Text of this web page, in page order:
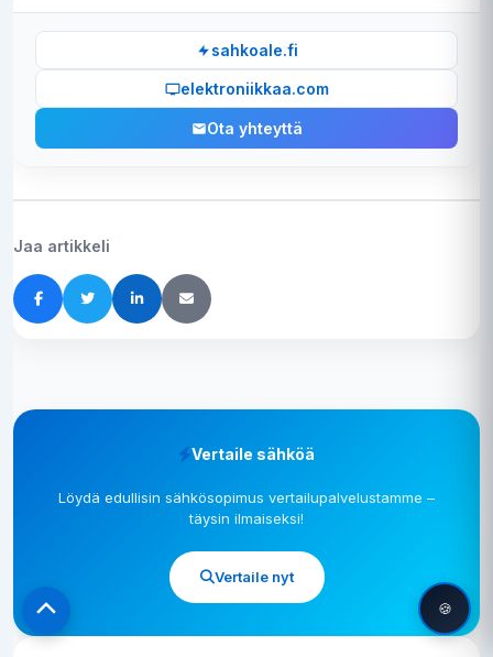
sahkoale.fi
elektroniikkaa.com
Ota yhteyttä
Jaa artikkeli
Vertaile sähköä
Löydä edullisin sähkösopimus vertailupalvelustamme –
täysin ilmaiseksi!
Vertaile nyt
🍪
Scroll
to